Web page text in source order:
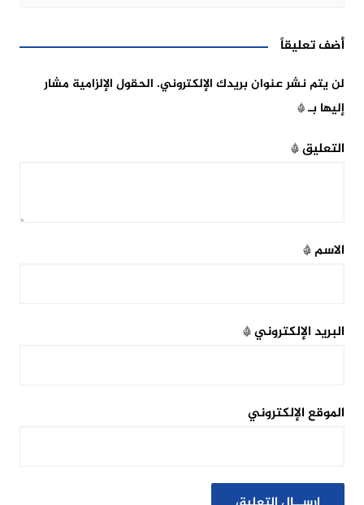
أضف تعليقاً
لن يتم نشر عنوان بريدك الإلكتروني. الحقول الإلزامية مشار
إليها بـ*
التعليق*
الاسم*
البريد الإلكتروني*
الموقع الإلكتروني